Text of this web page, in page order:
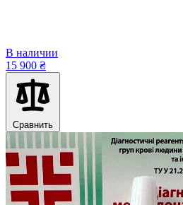
В наличии
15 900 ₴
Сравнить